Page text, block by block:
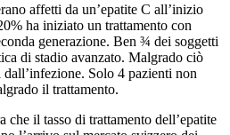
affetti da un’epatite C all’inizio
ha iniziato un trattamento con
generazione. Ben ¾ dei soggetti
di stadio avanzato. Malgrado ciò
Solo 4 pazienti non
il trattamento.
che il tasso di trattamento dell’epatite